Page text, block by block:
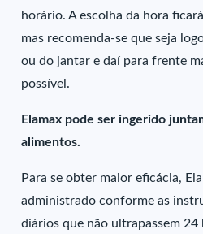
horário. A escolha da hora
mas recomenda-se que seja
ou do jantar e daí para frente
possível.
Elamax pode ser ingerido
alimentos.
Para se obter maior eficácia,
administrado conforme as
diários que não ultrapassem 24